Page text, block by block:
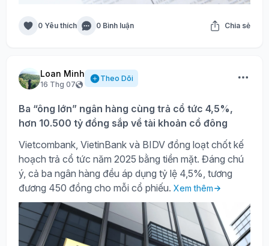
0 Yêu thích 0 Bình luận Chia sẻ
Loan Minh
16 Thg 07
Theo Dõi
Ba “ông lớn” ngân hàng cùng trả cổ tức 4,5%,
hơn 10.500 tỷ đồng sắp về tài khoản cổ đông
Vietcombank, VietinBank và BIDV đồng loạt chốt kế
hoạch trả cổ tức năm 2025 bằng tiền mặt. Đáng chú
ý, cả ba ngân hàng đều áp dụng tỷ lệ 4,5%, tương
đương 450 đồng cho mỗi cổ phiếu. Xem thêm